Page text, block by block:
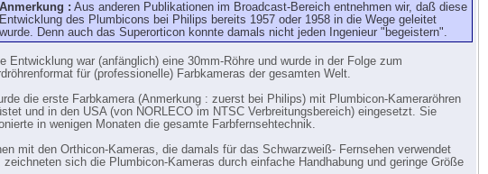
Anmerkung : Aus anderen Publikationen im Broadcast-Bereich entnehmen wir, daß diese
Entwicklung des Plumbicons bei Philips bereits 1957 oder 1958 in die Wege geleitet
wurde. Denn auch das Superorticon konnte damals nicht jeden Ingenieur "begeistern".
Entwicklung war (anfänglich) eine 30mm-Röhre und wurde in der Folge zum
für (professionelle) Farbkameras der gesamten Welt.
die erste Farbkamera (Anmerkung : zuerst bei Philips) mit Plumbicon-Kameraröhren
und in den USA (von NORLECO im NTSC Verbreitungsbereich) eingesetzt. Sie
in wenigen Monaten die gesamte Farbfernsehtechnik.
mit den Orthicon-Kameras, die damals für das Schwarzweiß- Fernsehen verwendet
zeichneten sich die Plumbicon-Kameras durch einfache Handhabung und geringe Größe